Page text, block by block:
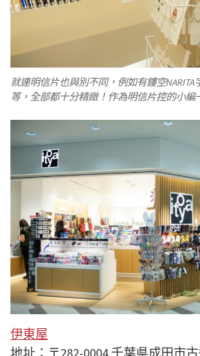
就連明信片也與別不同，例如有鏤空
等，全部都十分精緻！作為明信片控的小編
伊東屋
地址： 〒282-0004 千葉県成田市